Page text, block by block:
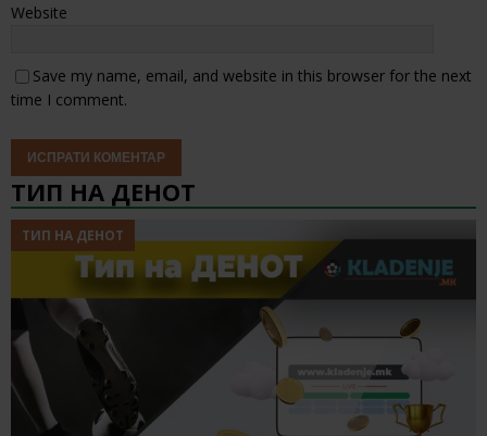
Website
Save my name, email, and website in this browser for the next
time I comment.
ТИП НА ДЕНОТ
ТИП НА ДЕНОТ